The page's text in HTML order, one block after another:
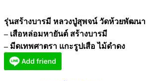
รุ่นสร้างบารมี หลวงปู่สุพจน์ วัดห้วยพัฒนา
– เสือหล่อมหายันต์ สร้างบารมี
– มีดเทพศาตรา แกะรูปเสือ ไม้ดำดง